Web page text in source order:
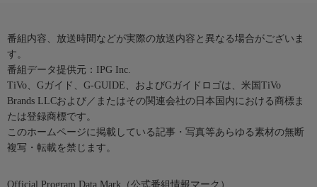
番組内容、放送時間などが実際の放送内容と異なる場合がございま
す。
番組データ提供元：IPG Inc.
TiVo、Gガイド、G-GUIDE、およびGガイドロゴは、米国TiVo
Brands LLCおよび／またはその関連会社の日本国内における商標ま
たは登録商標です。
このホームページに掲載している記事・写真等あらゆる素材の無断
複写・転載を禁じます。
Official Program Data Mark（公式番組情報マーク）